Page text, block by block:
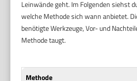
Leinwände geht. Im Folgenden siehst
welche Methode sich wann anbietet.
benötigte Werkzeuge, Vor- und
Methode taugt.
Methode